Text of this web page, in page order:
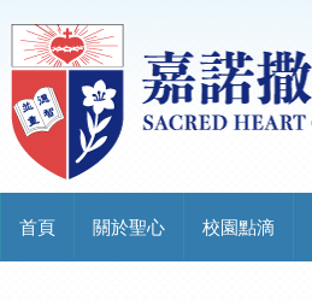
首頁 關於聖心 校園點滴